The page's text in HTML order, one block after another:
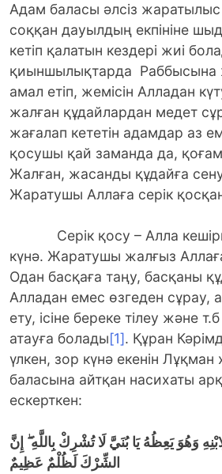
Адам баласы әлсіз жаратылыс
соққан дауылдың екпініне
кетіп қалатын кездері жиі
қиыншылықтарда Раббысына
амал етіп, жемісін Алладан
жалған құдайлардан медет
жағалап кететін адамдар аз
қосушы қай заманда да,
Жалған, жасанды құдайға
Жаратушы Аллаға серік
Серік қосу – Алла
күнә. Жаратушы жалғыз
Одан басқаға таңу, басқаны
Алладан емес өзгеден сұрау,
ету, ісіне береке тілеу және
атауға болады[1]. Құран
үлкен, зор күнә екенін Лұқман
баласына айтқан насихаты
ескерткен:
وَهُوَ يَعِظُهُ يَا بُنَيَّ لَا تُشْرِكْ بِاللَّهِ
إِنَّ
الشِّرْكَ لَظُلْمٌ عَظِيمٌ